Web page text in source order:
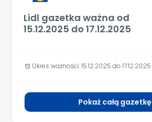
Lidl gazetka ważna od
15.12.2025 do 17.12.2025
alarm Okres ważności:15.12.2025 do 17.12.2025
Pokaż całą gazetkę